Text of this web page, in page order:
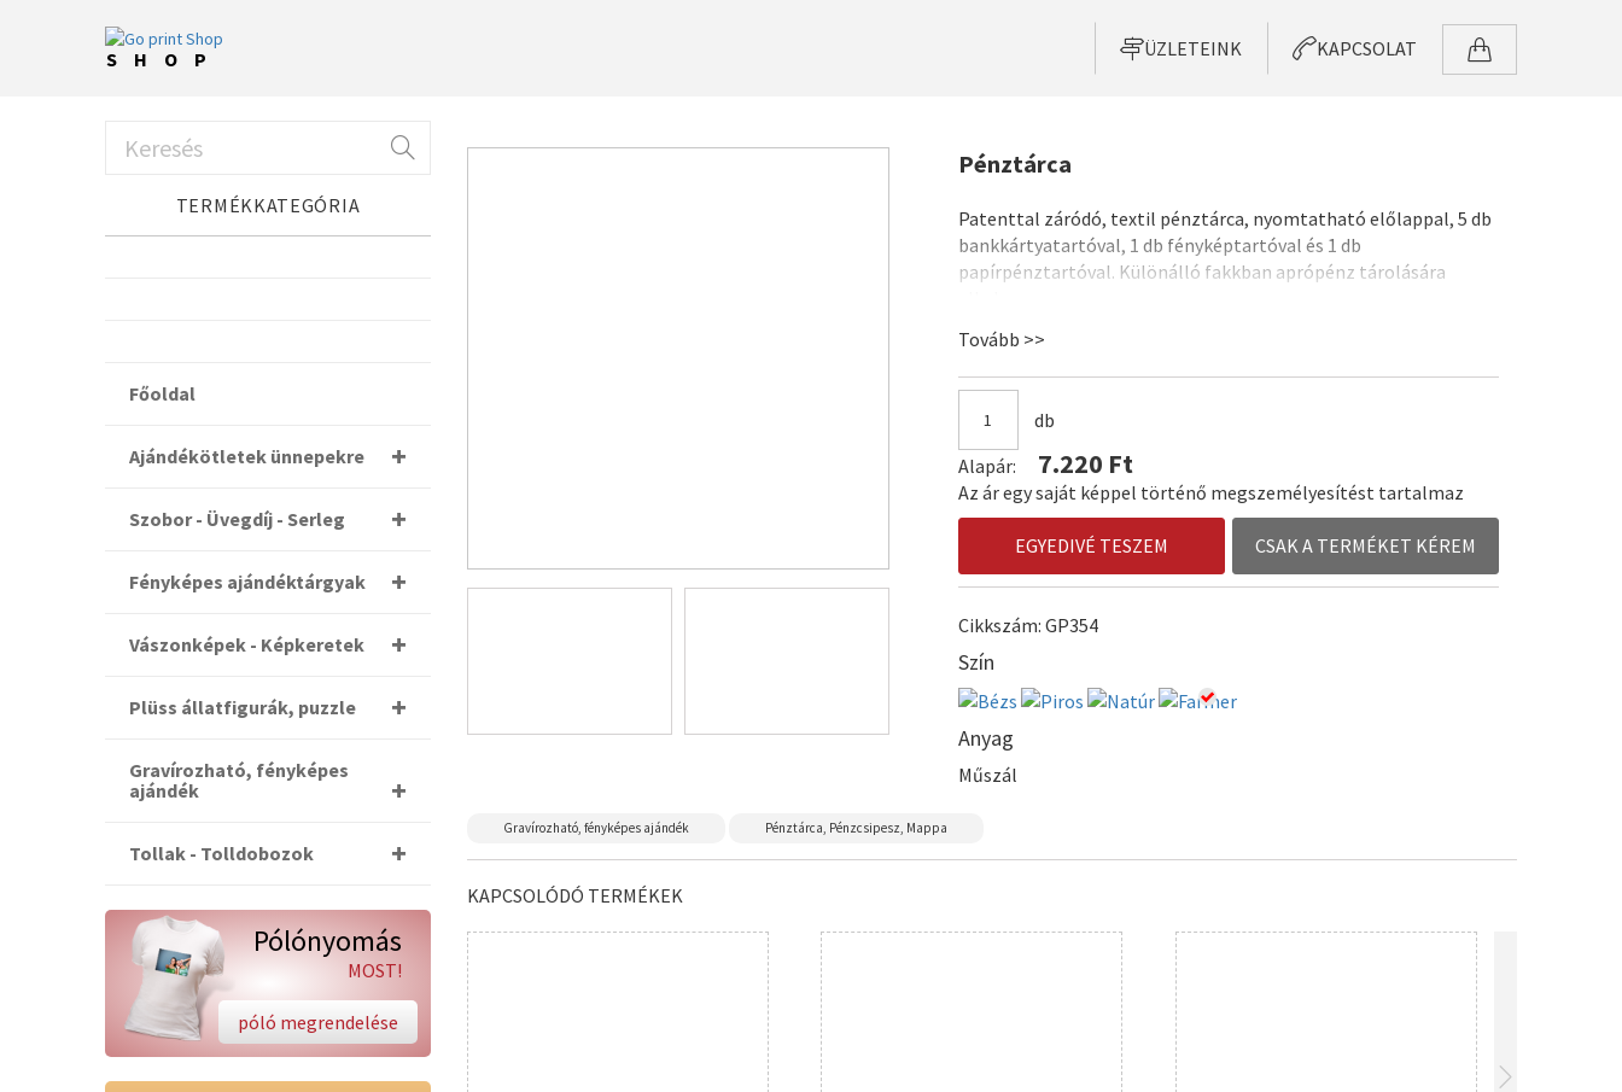
SHOP ÜZLETEINK KAPCSOLAT
Pénztárca
Patenttal záródó, textil pénztárca, nyomtatható előlappal, 5 db
bankkártyatartóval, 1 db fényképtartóval és 1 db
papírpénztartóval. Különálló fakkban aprópénz tárolására
Mérete: 117x85 mm
Nyomtatható felület: 117x75 mm
Tovább >>
db
Alapár:
7.220 Ft
Az ár egy saját képpel történő megszemélyesítést tartalmaz
EGYEDIVÉ TESZEM CSAK A TERMÉKET KÉREM
Cikkszám: GP354
Szín
Anyag
Műszál
Gravírozható, fényképes ajándék Pénztárca, Pénzcsipesz, Mappa
KAPCSOLÓDÓ TERMÉKEK
TERMÉKKATEGÓRIA
Főoldal
Ajándékötletek ünnepekre
Szobor - Üvegdíj - Serleg
Fényképes ajándéktárgyak
Vászonképek - Képkeretek
Plüss állatfigurák, puzzle
Gravírozható, fényképes
ajándék
Tollak - Tolldobozok
Pólónyomás
MOST!
póló megrendelése